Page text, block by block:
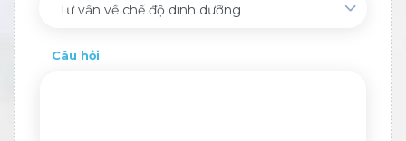
Tư vấn về chế độ dinh dưỡng
Câu hỏi